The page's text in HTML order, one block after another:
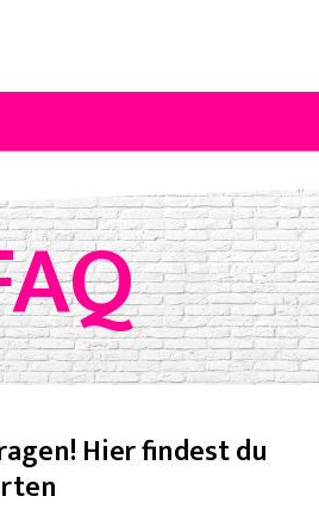
Hier findest du